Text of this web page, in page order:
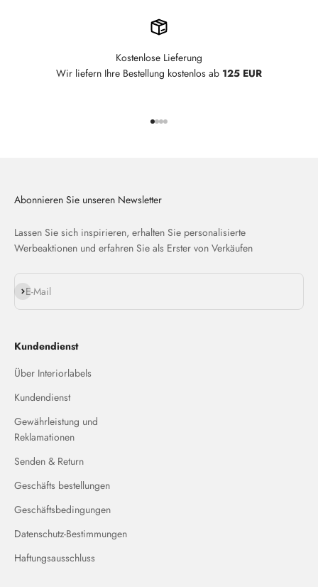
Kostenlose Lieferung
Wir liefern Ihre Bestellung kostenlos ab 125 EUR
Abonnieren Sie unseren Newsletter
Lassen Sie sich inspirieren, erhalten Sie personalisierte
Werbeaktionen und erfahren Sie als Erster von Verkäufen
E-Mail
Abonnieren
Kundendienst
Über Interiorlabels
Kundendienst
Gewährleistung und
Reklamationen
Senden & Return
Geschäfts bestellungen
Geschäftsbedingungen
Datenschutz-Bestimmungen
Haftungsausschluss